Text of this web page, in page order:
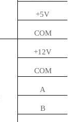
+5V
COM
+12V
COM
A
B